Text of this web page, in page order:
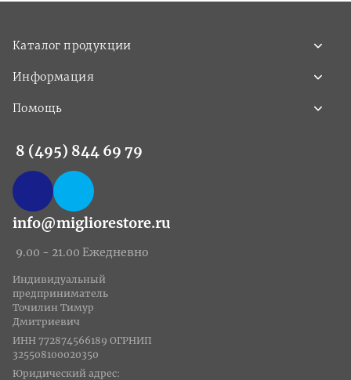
Каталог продукции
Информация
Помощь
8 (495) 844 69 79
info@migliorestore.ru
9.00 - 21.00 Ежедневно
Индивидуальный
предприниматель
Точилин Тимур
Дмитриевич
ИНН 772874566189 ОГРНИП
325508100020350
Юридический адрес: